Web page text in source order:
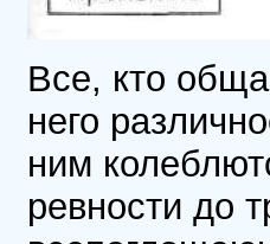
Все, кто
него
ним
ревности до